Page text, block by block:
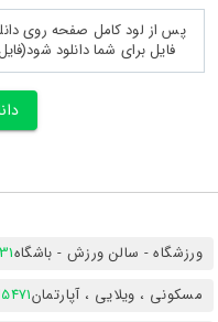
فایل برای شما دانلود
ورزشگاه - سالن ورزش - باشگاه
مسکونی ، ویلایی ، آپارتمان25471